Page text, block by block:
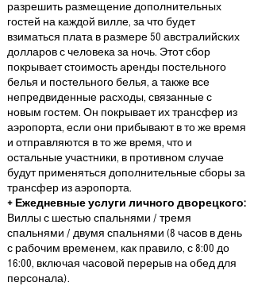
разрешить размещение дополнительных
гостей на каждой вилле, за что будет
взиматься плата в размере 50 австралийских
долларов с человека за ночь. Этот сбор
покрывает стоимость аренды постельного
белья и постельного белья, а также все
непредвиденные расходы, связанные с
новым гостем. Он покрывает их трансфер из
аэропорта, если они прибывают в то же время
и отправляются в то же время, что и
остальные участники, в противном случае
будут применяться дополнительные сборы за
трансфер из аэропорта.
+ Ежедневные услуги личного дворецкого:
Виллы с шестью спальнями / тремя
спальнями / двумя спальнями (8 часов в день
с рабочим временем, как правило, с 8:00 до
16:00, включая часовой перерыв на обед для
персонала).